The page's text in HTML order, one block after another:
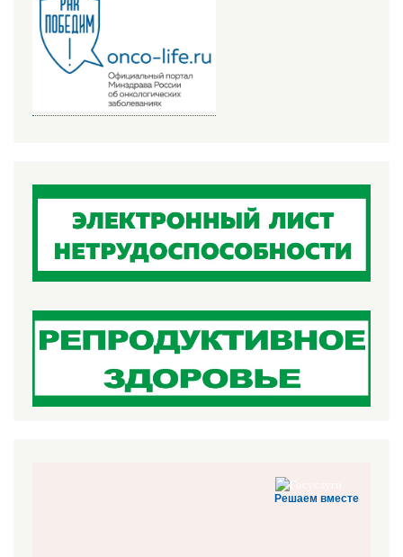
Решаем вместе